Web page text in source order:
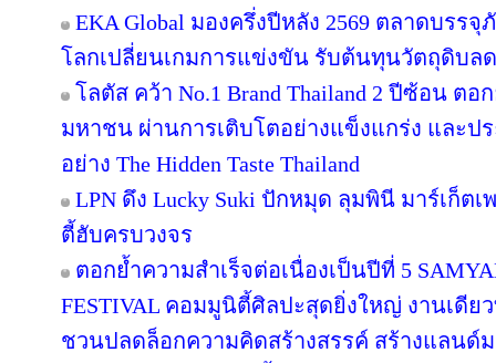
EKA Global มองครึ่งปีหลัง 2569 ตลาดบร
โลกเปลี่ยนเกมการแข่งขัน รับต้นทุนวัตถุดิบล
โลตัส คว้า No.1 Brand Thailand 2 ปีซ้อน ต
มหาชน ผ่านการเติบโตอย่างแข็งแกร่ง และ
อย่าง The Hidden Taste Thailand
LPN ดึง Lucky Suki ปักหมุด ลุมพินี มาร์เก็ต
ตี้ฮับครบวงจร
ตอกย้ำความสำเร็จต่อเนื่องเป็นปีที่ 5
FESTIVAL คอมมูนิตี้ศิลปะสุดยิ่งใหญ่ งานเดี
ชวนปลดล็อกความคิดสร้างสรรค์ สร้างแลนด์